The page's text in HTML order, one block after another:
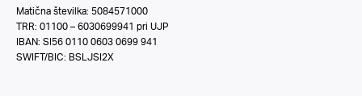
Matična številka: 5084571000
TRR: 01100 – 6030699941 pri UJP
IBAN: SI56 0110 0603 0699 941
SWIFT/BIC: BSLJSI2X